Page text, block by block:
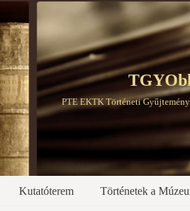
PTE EKTK Történeti
Kutatóterem Történetek a